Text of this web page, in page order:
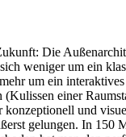
Die
weniger um ein
um ein
(Kulissen einer
konzeptionell und
gelungen. In 150